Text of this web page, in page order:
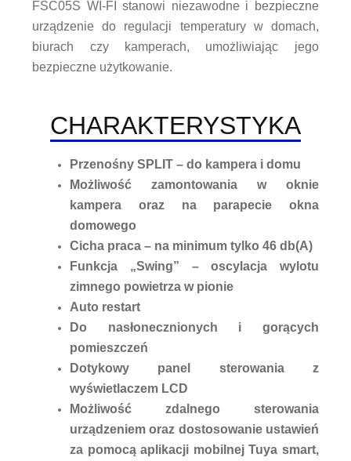
FSC05S WI-FI stanowi niezawodne i bezpieczne
urządzenie do regulacji temperatury w domach,
biurach czy kamperach, umożliwiając jego
bezpieczne użytkowanie.
CHARAKTERYSTYKA
Przenośny SPLIT – do kampera i domu
Możliwość zamontowania w oknie
kampera oraz na parapecie okna
domowego
Cicha praca – na minimum tylko 46 db(A)
Funkcja „Swing” – oscylacja wylotu
zimnego powietrza w pionie
Auto restart
Do nasłonecznionych i gorących
pomieszczeń
Dotykowy panel sterowania z
wyświetlaczem LCD
Możliwość zdalnego sterowania
urządzeniem oraz dostosowanie ustawień
za pomocą aplikacji mobilnej Tuya smart,